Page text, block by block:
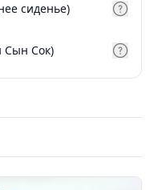
сиденье)
Сын Сок)